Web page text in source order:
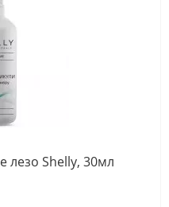
лезо Shelly, 30мл